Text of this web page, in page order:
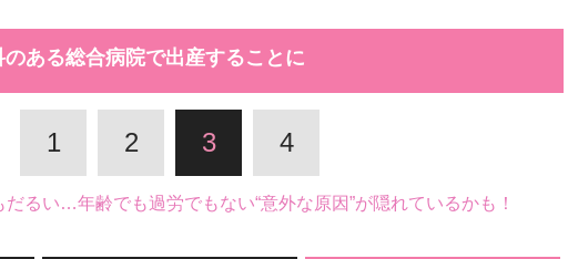
のある総合病院で出産することに
1 2 3 4
るい…年齢でも過労でもない“意外な原因”が隠れているかも！